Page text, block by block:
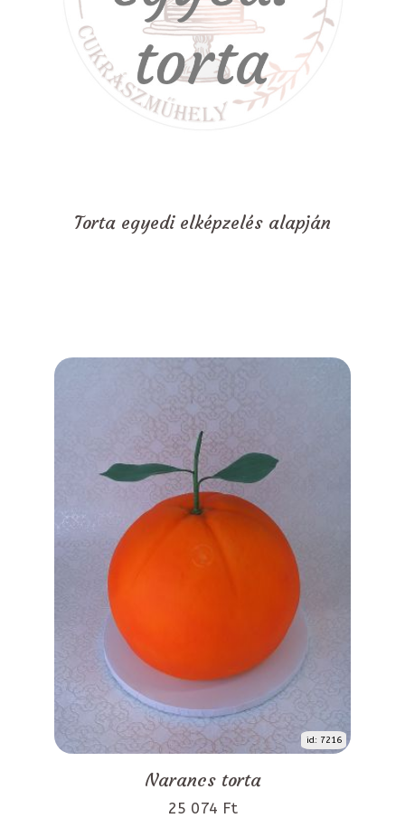
Torta egyedi elképzelés alapján
id: 7216
Narancs torta
25 074 Ft